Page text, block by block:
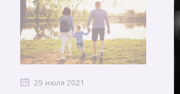
29 июля 2021